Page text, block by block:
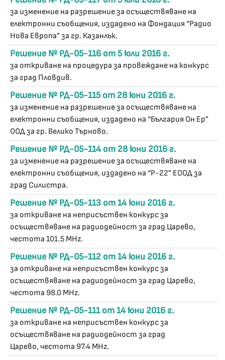
за изменение на разрешение за осъществяване на
електронни съобщения, издадено на Фондация “Радио
Нова Европа” за гр. Казанлък.
Решение № РД-05-116 от 5 юли 2016 г.
за откриване на процедура за провеждане на конкурс
за град Пловдив.
Решение № РД-05-115 от 28 юни 2016 г.
за изменение на разрешение за осъществяване на
електронни съобщения, издадено на “България Он Ер”
ООД за гр. Велико Търново.
Решение № РД-05-114 от 28 юни 2016 г.
за изменение на разрешение за осъществяване на
електронни съобщения, издадено на “Р-22” ЕООД за
град Силистра.
Решение № РД-05-113 от 14 юни 2016 г.
за откриване на неприсъствен конкурс за
осъществяване на радиодейност за град Царево,
честота 101.5 MHz.
Решение № РД-05-112 от 14 юни 2016 г.
за откриване на неприсъствен конкурс за
осъществяване на радиодейност за град Царево,
честота 98.0 MHz.
Решение № РД-05-111 от 14 юни 2016 г.
за откриване на неприсъствен конкурс за
осъществяване на радиодейност за град
Царево, честота 97.4 MHz.